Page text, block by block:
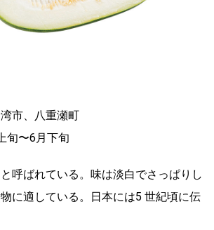
市、八重瀬町
旬〜6月下旬
呼ばれている。味は淡白でさっぱりし
に適している。日本には5 世紀頃に伝